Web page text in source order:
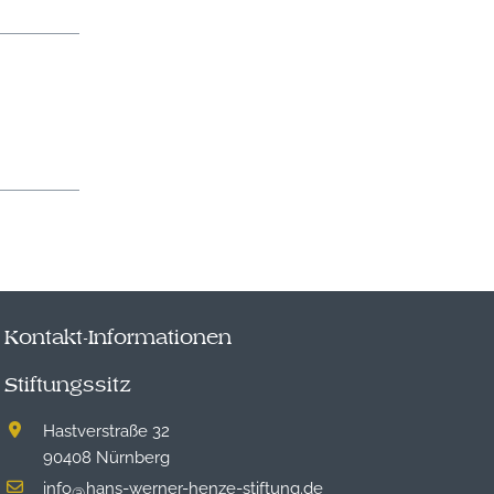
Kontakt-Informationen
Stiftungssitz
Hastverstraße 32
90408 Nürnberg
info@hans-werner-henze-stiftung.de